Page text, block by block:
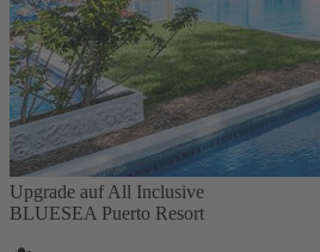
Upgrade auf All Inclusive
BLUESEA Puerto Resort